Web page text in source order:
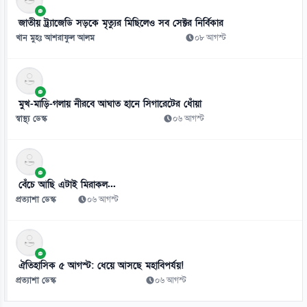
০৯ আগস্ট
জাতীয় ট্র্যাজেডি সড়কে মৃত্যুর মিছিলেও সব সেক্টর নির্বিকার
খান মুহঃ আশরাফুল আলম ০৮ আগস্ট
মুখ-মাড়ি-গলায় নীরবে আঘাত হানে সিগারেটের ধোঁয়া
স্বাস্থ্য ডেস্ক ০৬ আগস্ট
বেঁচে আছি এটাই মিরাকল...
প্রত্যাশা ডেস্ক ০৬ আগস্ট
ঐতিহাসিক ৫ আগস্ট: ধেয়ে আসছে মহাবিপর্যয়!
প্রত্যাশা ডেস্ক ০৬ আগস্ট